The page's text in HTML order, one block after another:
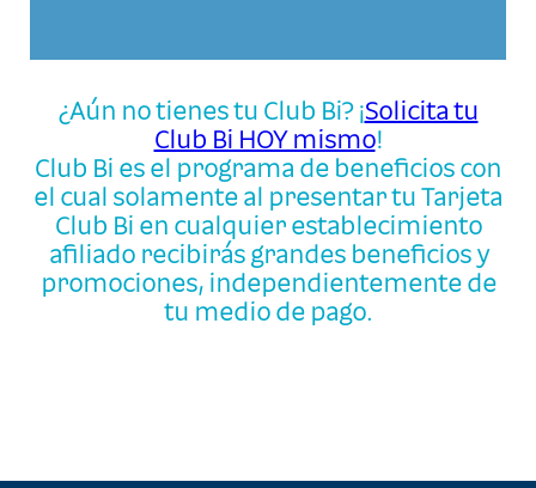
¿Aún no tienes tu Club Bi? ¡Solicita tu
Club Bi HOY mismo!
Club Bi es el programa de beneficios con
el cual solamente al presentar tu Tarjeta
Club Bi en cualquier establecimiento
afiliado recibirás grandes beneficios y
promociones, independientemente de
tu medio de pago.